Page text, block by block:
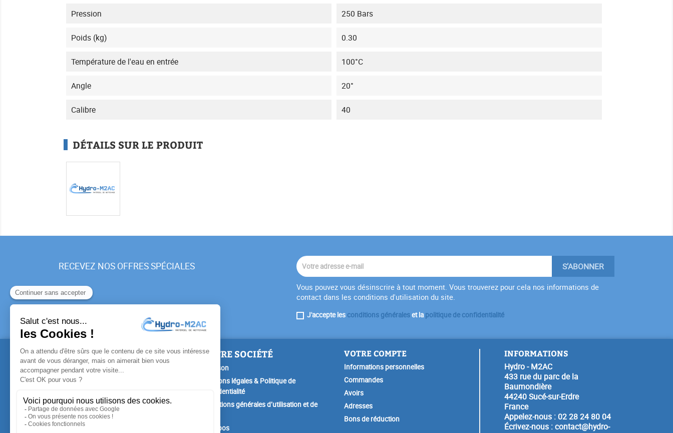
Pression 250 Bars
Poids (kg) 0.30
Température de l'eau en entrée 100°C
Angle 20°
Calibre 40
DÉTAILS SUR LE PRODUIT
RECEVEZ NOS OFFRES SPÉCIALES
Vous pouvez vous désinscrire à tout moment. Vous trouverez pour cela nos informations de
contact dans les conditions d'utilisation du site.
J'accepte les conditions généraleset lapolitique de confidentialité
PRODUITS
Promotions
Nouveaux produits
NOTRE SOCIÉTÉ
Livraison
Mentions légales & Politique de
Confidentialité
Conditions générales d’utilisation et de
A propos
VOTRE COMPTE
Informations personnelles
Commandes
Avoirs
Adresses
Bons de réduction
INFORMATIONS
Hydro - M2AC
433 rue du parc de la
Baumondière
44240 Sucé-sur-Erdre
France
Appelez-nous : 02 28 24 80 04
Écrivez-nous :contact@hydro-